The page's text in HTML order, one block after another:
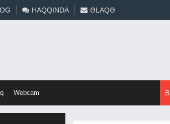
HAQQINDA ƏLAQƏ
Webcam